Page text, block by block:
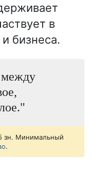
в
бизнеса.
между
зн. Минимальный
.